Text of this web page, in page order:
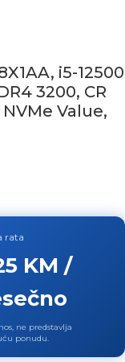
i5-12500
3200, CR
Value,
rata
KM /
ne predstavlja
ponudu.